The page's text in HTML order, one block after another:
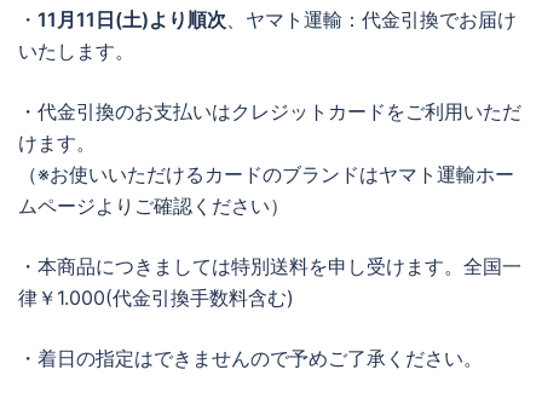
・ 11月11日(土)より順次 、ヤマト運輸：代金引換でお届け
いたします。
・代金引換のお支払いはクレジットカードをご利用いただ
けます。
（※お使いいただけるカードのブランドはヤマト運輸ホー
ムページよりご確認ください）
・本商品につきましては特別送料を申し受けます。全国一
律￥1.000(代金引換手数料含む)
・着日の指定はできませんので予めご了承ください。